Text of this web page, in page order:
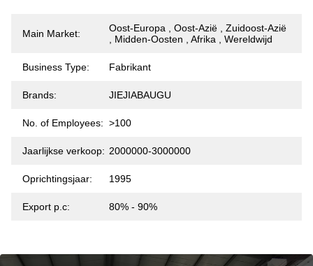
Main Market:
Oost-Europa , Oost-Azië , Zuidoost-Azië
, Midden-Oosten , Afrika , Wereldwijd
Business Type: Fabrikant
Brands: JIEJIABAUGU
No. of Employees: >100
Jaarlijkse verkoop: 2000000-3000000
Oprichtingsjaar: 1995
Export p.c: 80% - 90%